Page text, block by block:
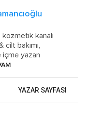
kanalı
bakımı,
içme yazan
YAZAR SAYFASI